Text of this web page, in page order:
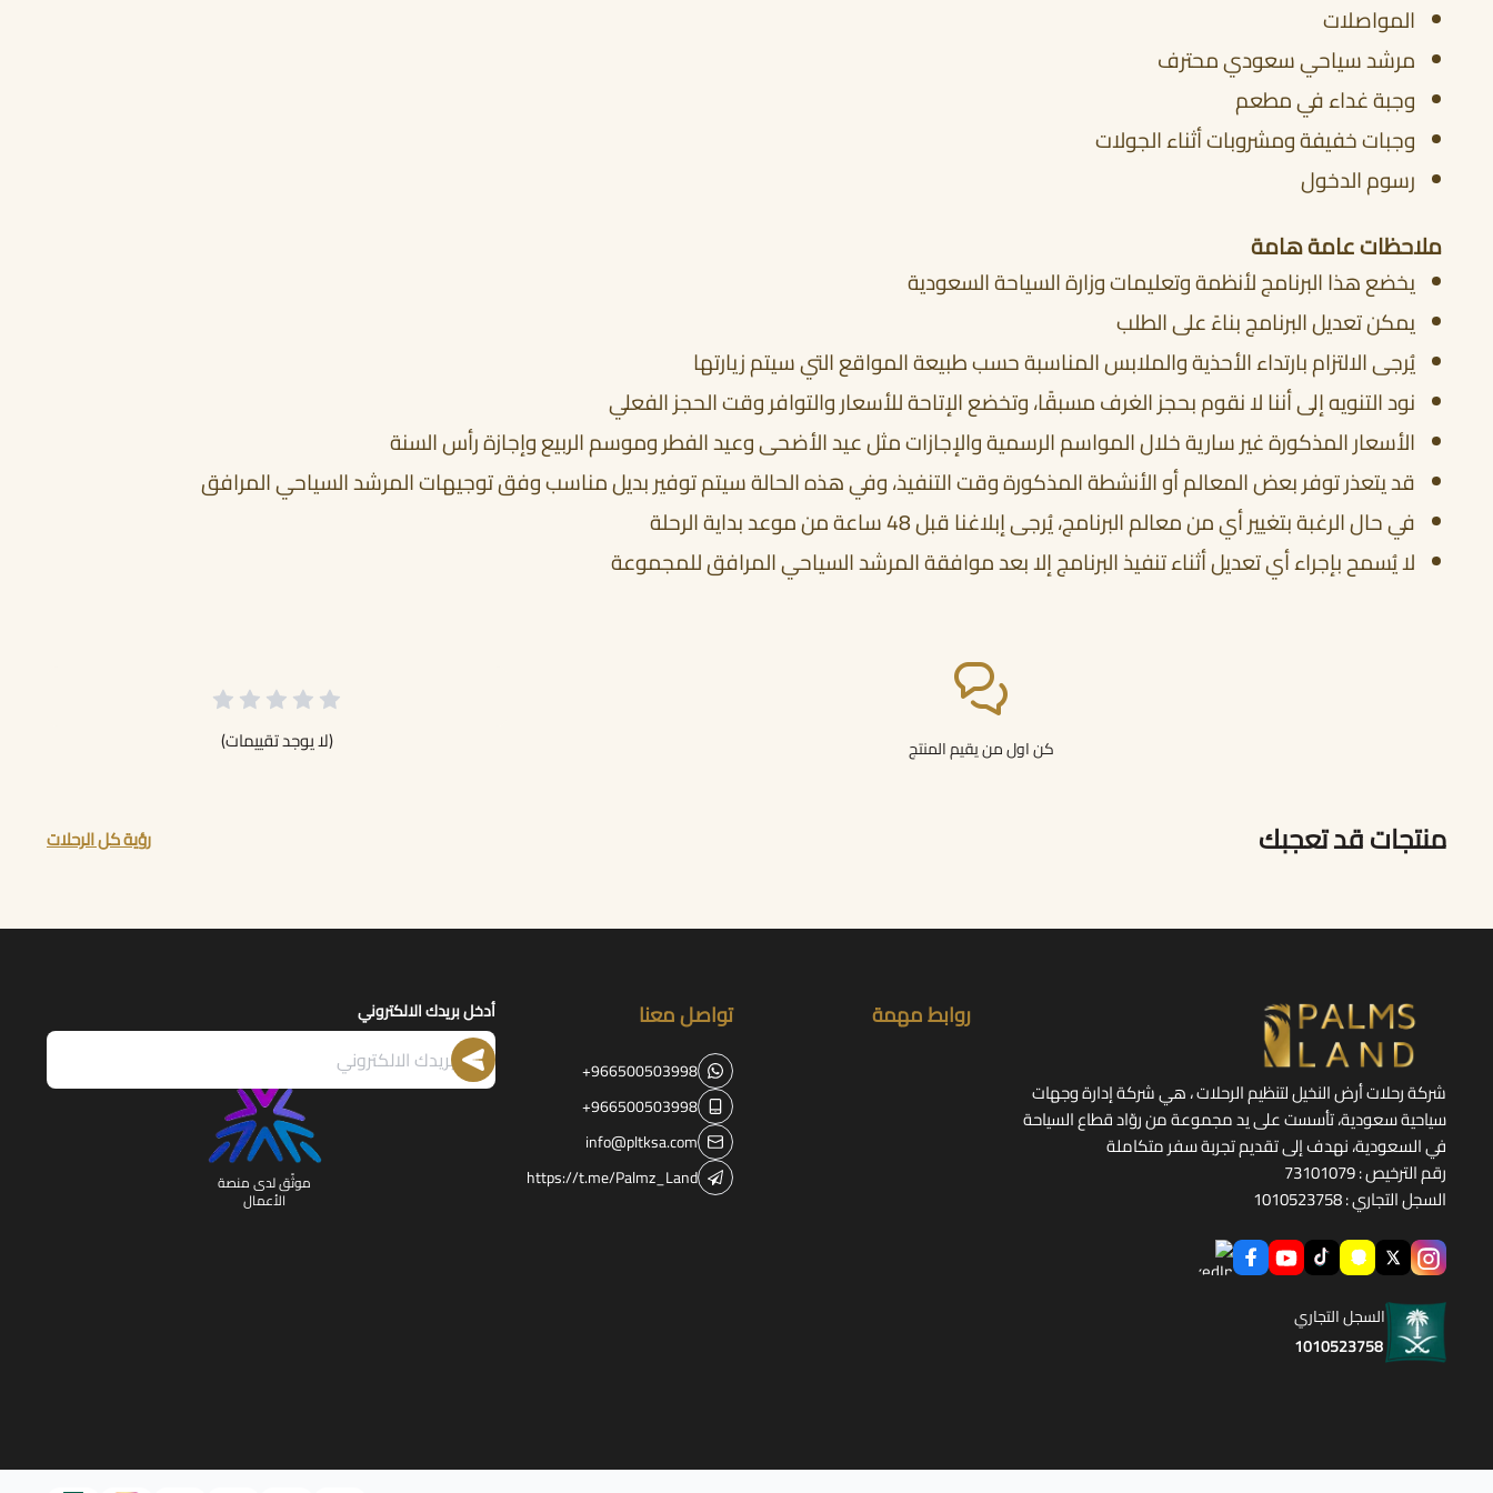
المواصلات
مرشد سياحي سعودي محترف
وجبة غداء في مطعم
وجبات خفيفة ومشروبات أثناء الجولات
رسوم الدخول
ملاحظات عامة هامة
يخضع هذا البرنامج لأنظمة وتعليمات وزارة السياحة السعودية
يمكن تعديل البرنامج بناءً على الطلب
يُرجى الالتزام بارتداء الأحذية والملابس المناسبة حسب طبيعة المواقع التي سيتم زيارتها
نود التنويه إلى أننا لا نقوم بحجز الغرف مسبقًا، وتخضع الإتاحة للأسعار والتوافر وقت الحجز الفعلي
الأسعار المذكورة غير سارية خلال المواسم الرسمية والإجازات مثل عيد الأضحى وعيد الفطر وموسم الربيع وإجازة رأس السنة
قد يتعذر توفر بعض المعالم أو الأنشطة المذكورة وقت التنفيذ، وفي هذه الحالة سيتم توفير بديل مناسب وفق توجيهات المرشد السياحي المرافق
في حال الرغبة بتغيير أي من معالم البرنامج، يُرجى إبلاغنا قبل 48 ساعة من موعد بداية الرحلة
لا يُسمح بإجراء أي تعديل أثناء تنفيذ البرنامج إلا بعد موافقة المرشد السياحي المرافق للمجموعة
كن اول من يقيم المنتج (لا يوجد تقييمات)
منتجات قد تعجبك رؤية كل الرحلات
شركة رحلات أرض النخيل لتنظيم الرحلات ، هي شركة إدارة وجهات
سياحية سعودية، تأسست على يد مجموعة من روّاد قطاع السياحة
في السعودية، نهدف إلى تقديم تجربة سفر متكاملة
رقم الترخيص : 73101079
السجل التجاري : 1010523758
السجل التجاري
1010523758
روابط مهمة تواصل معنا
+966500503998
+966500503998
info@pltksa.com
https://t.me/Palmz_Land
أدخل بريدك الالكتروني
موثّق لدى منصة
الأعمال